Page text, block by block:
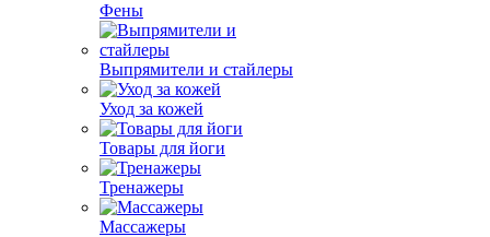
Фены
Выпрямители и стайлеры
Уход за кожей
Товары для йоги
Тренажеры
Массажеры